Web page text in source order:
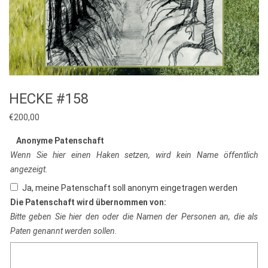
HECKE #158
€200,00
Anonyme Patenschaft
Wenn Sie hier einen Haken setzen, wird kein Name öffentlich
angezeigt.
Ja, meine Patenschaft soll anonym eingetragen werden
Die Patenschaft wird übernommen von:
Bitte geben Sie hier den oder die Namen der Personen an, die als
Paten genannt werden sollen.